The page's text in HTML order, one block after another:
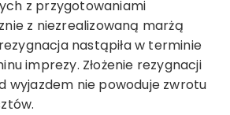
z przygotowaniami
z niezrealizowaną marżą
nastąpiła w terminie
imprezy. Złożenie rezygnacji
wyjazdem nie powoduje zwrotu